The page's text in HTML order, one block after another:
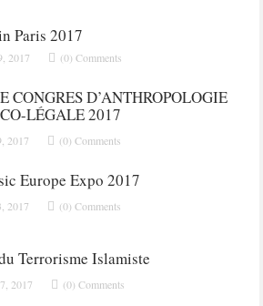
Paris 2017
2017 (0) Comments
CONGRES D’ANTHROPOLOGIE
LÉGALE 2017
2017 (0) Comments
Europe Expo 2017
2017 (0) Comments
Terrorisme Islamiste
2017 (0) Comments